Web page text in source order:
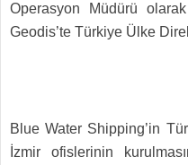
Operasyon Müdürü
Geodis’te Türkiye Ülke
Blue Water Shipping’in
İzmir ofislerinin